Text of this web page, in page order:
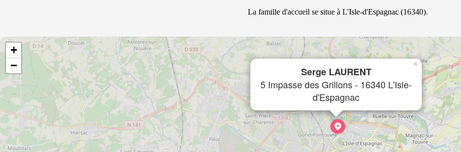
La famille d'accueil se situe à L'Isle-d'Espagnac (16340).
Serge LAURENT
5 Impasse des Grillons - 16340 L'Isle-
d'Espagnac
×
+
−